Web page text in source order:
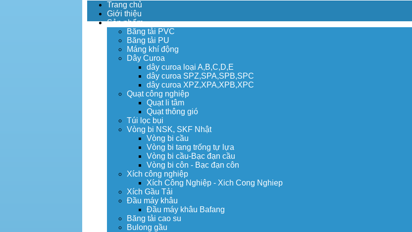
Trang chủ
Giới thiệu
Sản phẩm
Băng tải PVC
Băng tải PU
Máng khí động
Dây Curoa
dây curoa loại A,B,C,D,E
dây curoa SPZ,SPA,SPB,SPC
dây curoa XPZ,XPA,XPB,XPC
Quạt công nghiệp
Quạt li tâm
Quạt thông gió
Túi lọc bụi
Vòng bi NSK, SKF Nhật
Vòng bi cầu
Vòng bi tang trống tự lựa
Vòng bi cầu-Bạc đạn cầu
Vòng bi côn - Bạc đạn côn
Xích công nghiệp
Xích Công Nghiệp - Xich Cong Nghiep
Xích Gầu Tải
Đầu máy khâu
Đầu máy khâu Bafang
Băng tải cao su
Bulong gầu